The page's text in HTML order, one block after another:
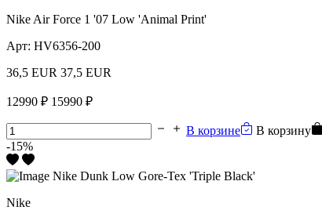
Nike Air Force 1 '07 Low 'Animal Print'
Арт: HV6356-200
36,5 EUR 37,5 EUR
12990 ₽ 15990 ₽
В корзине
В корзину
-15%
Nike